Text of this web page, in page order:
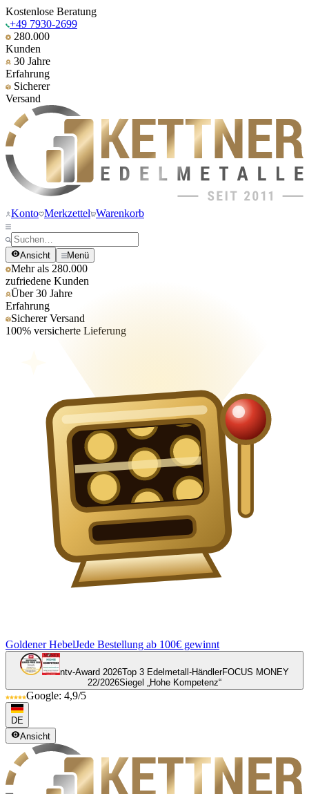
Kostenlose Beratung
+49 7930-2699
280.000
Kunden
30 Jahre
Erfahrung
Sicherer
Versand
Konto Merkzettel Warenkorb
Ansicht Menü
Mehr als 280.000
zufriedene Kunden
Über 30 Jahre
Erfahrung
Sicherer Versand
100% versicherte Lieferung
Goldener HebelJede Bestellung ab 100€ gewinnt
ntv-Award 2026Top 3 Edelmetall-HändlerFOCUS MONEY
22/2026Siegel „Hohe Kompetenz“
Google: 4,9/5
DE
Ansicht